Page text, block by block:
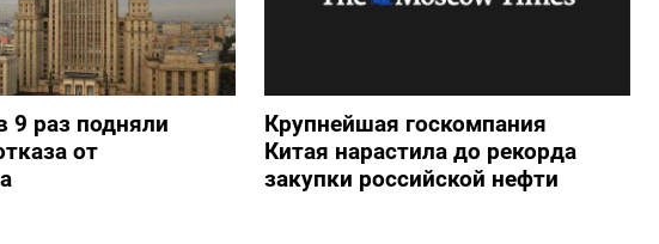
9 раз подняли
от
Крупнейшая госкомпания
Китая нарастила до рекорда
закупки российской нефти